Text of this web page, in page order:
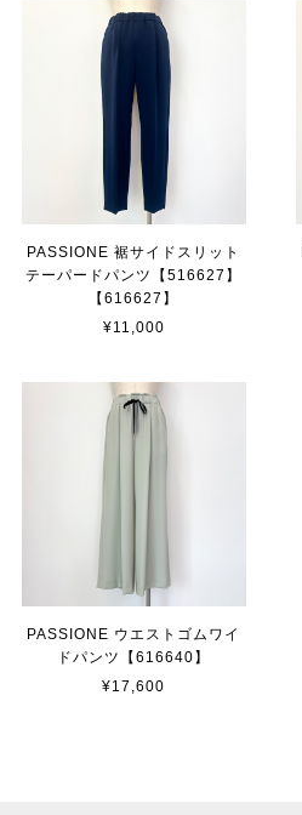
PASSIONE 裾サイドスリット
テーパードパンツ【516627】
【616627】
¥11,000
PASSIONE ウエストゴムワイ
ドパンツ【616640】
¥17,600